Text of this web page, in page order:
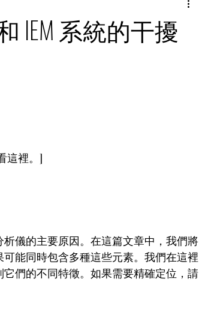
IEM 系統的干擾
這裡。]
儀的主要原因。在這篇文章中，我們將
能同時包含多種這些元素。我們在這裡
們的不同特徵。如果需要精確定位，請